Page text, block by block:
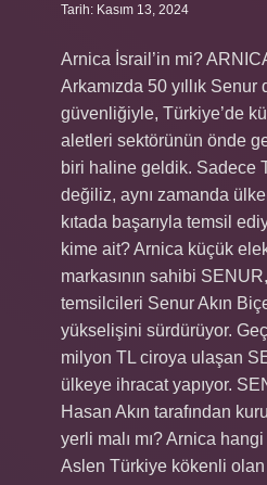
Tarih: Kasım 13, 2024
Arnica İsrail’in mi?
Arkamızda 50 yıllık
güvenliğiyle, Türkiye’de
aletleri sektörünün önde
biri haline geldik. Sadece
değiliz, aynı zamanda
kıtada başarıyla temsil
kime ait? Arnica küçük
markasının sahibi
temsilcileri Senur Akın
yükselişini sürdürüyor.
milyon TL ciroya ulaşan
ülkeye ihracat yapıyor.
Hasan Akın tarafından
yerli malı mı? Arnica
Aslen Türkiye kökenli